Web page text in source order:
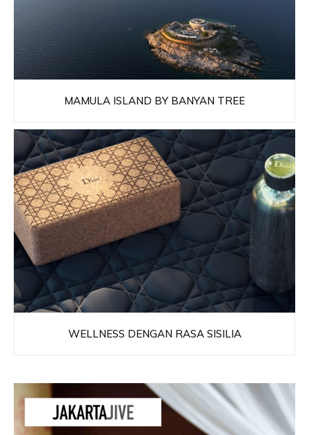
MAMULA ISLAND BY BANYAN TREE
WELLNESS DENGAN RASA SISILIA